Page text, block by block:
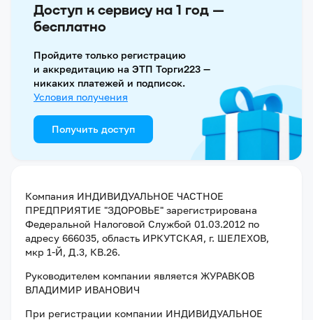
Доступ к сервису на 1 год —
бесплатно
Пройдите только регистрацию
и аккредитацию на ЭТП Торги223 —
никаких платежей и подписок.
Условия получения
Получить доступ
Компания ИНДИВИДУАЛЬНОЕ ЧАСТНОЕ
ПРЕДПРИЯТИЕ "ЗДОРОВЬЕ" зарегистрирована
Федеральной Налоговой Службой 01.03.2012 по
адресу 666035, область ИРКУТСКАЯ, г. ШЕЛЕХОВ,
мкр 1-Й, Д.3, КВ.26.
Руководителем компании является ЖУРАВКОВ
ВЛАДИМИР ИВАНОВИЧ
При регистрации компании ИНДИВИДУАЛЬНОЕ